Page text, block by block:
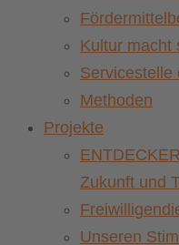
Kultur macht
Servicestelle
Methoden
Projekte
Zukunft und
Unseren